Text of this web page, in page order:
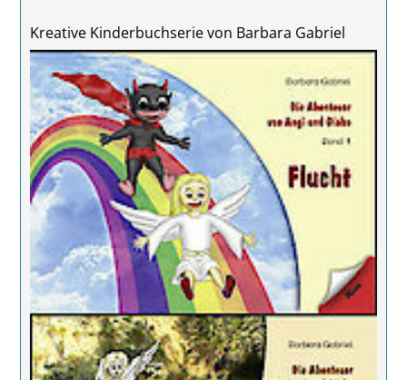
Kreative Kinderbuchserie von Barbara Gabriel